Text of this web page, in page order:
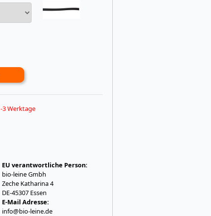
3 Werktage
EU verantwortliche Person:
bio-leine Gmbh
Zeche Katharina 4
DE-45307 Essen
E-Mail Adresse:
info@bio-leine.de